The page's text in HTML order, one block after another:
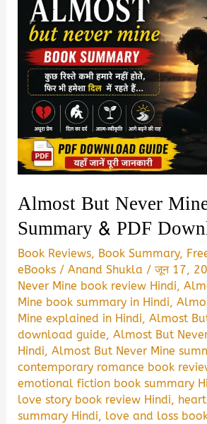
Almost But Never
Summary & PDF
Book Reviews, Book Summary,
eBooks /Anand Shukla /जून 17,
Never Mine book review Hindi,
Mine book summary in Hindi,
Mine explained in Hindi,Almost
download guide,Almost But
Hindi,Almost But Never Mine
contemporary romance book
emotional fiction book summary
love story book review Hindi,
summary Hindi, love and loss